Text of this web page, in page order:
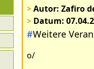
>Autor: Zafiro
>Datum:
#Weitere
o/